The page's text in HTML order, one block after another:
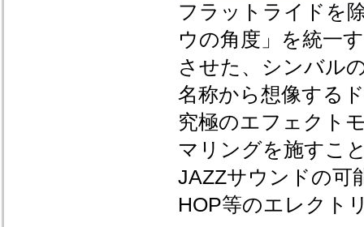
フラットライドを
ウの角度」を統一
させた、シンバル
名称から想像する
究極のエフェクト
マリングを施すこ
JAZZサウンドの可
HOP等のエレクト